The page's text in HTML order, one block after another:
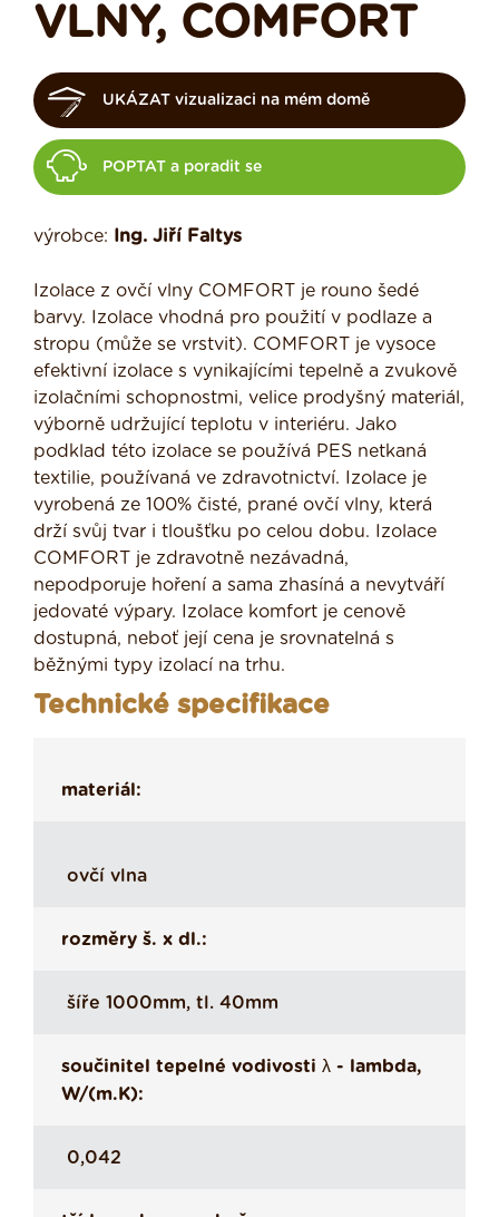
VLNY, COMFORT
UKÁZAT vizualizaci na mém domě
POPTAT a poradit se
výrobce: Ing. Jiří Faltys
Izolace z ovčí vlny COMFORT je rouno šedé
barvy. Izolace vhodná pro použití v podlaze a
stropu (může se vrstvit). COMFORT je vysoce
efektivní izolace s vynikajícími tepelně a zvukově
izolačními schopnostmi, velice prodyšný materiál,
výborně udržující teplotu v interiéru. Jako
podklad této izolace se používá PES netkaná
textilie, používaná ve zdravotnictví. Izolace je
vyrobená ze 100% čisté, prané ovčí vlny, která
drží svůj tvar i tloušťku po celou dobu. Izolace
COMFORT je zdravotně nezávadná,
nepodporuje hoření a sama zhasíná a nevytváří
jedovaté výpary. Izolace komfort je cenově
dostupná, neboť její cena je srovnatelná s
běžnými typy izolací na trhu.
Technické specifikace
materiál:
ovčí vlna
rozměry š. x dl.:
šíře 1000mm, tl. 40mm
součinitel tepelné vodivosti λ - lambda,
W/(m.K):
0,042